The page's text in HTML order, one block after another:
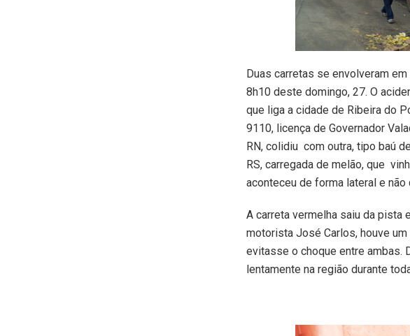
Duas carretas se envolveram
8h10 deste domingo, 27. O
que liga a cidade de Ribeira do
9110, licença de Governador
RN, colidiu com outra, tipo baú
RS, carregada de melão, que
aconteceu de forma lateral e
A carreta vermelha saiu da pista
motorista José Carlos, houve
evitasse o choque entre ambas.
lentamente na região durante